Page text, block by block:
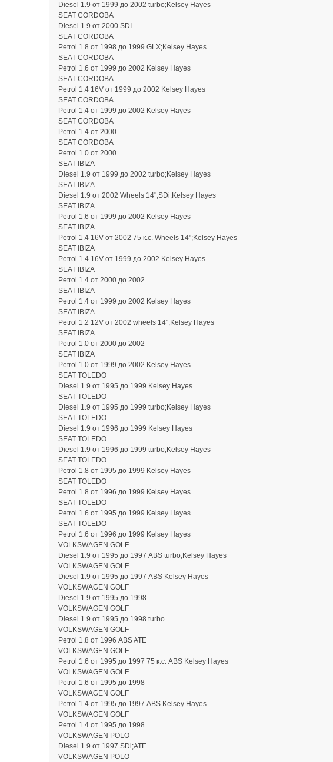
Diesel 1.9 от 1999 до 2002 turbo;Kelsey Hayes
SEAT CORDOBA
Diesel 1.9 от 2000 SDI
SEAT CORDOBA
Petrol 1.8 от 1998 до 1999 GLX;Kelsey Hayes
SEAT CORDOBA
Petrol 1.6 от 1999 до 2002 Kelsey Hayes
SEAT CORDOBA
Petrol 1.4 16V от 1999 до 2002 Kelsey Hayes
SEAT CORDOBA
Petrol 1.4 от 1999 до 2002 Kelsey Hayes
SEAT CORDOBA
Petrol 1.4 от 2000
SEAT CORDOBA
Petrol 1.0 от 2000
SEAT IBIZA
Diesel 1.9 от 1999 до 2002 turbo;Kelsey Hayes
SEAT IBIZA
Diesel 1.9 от 2002 Wheels 14";SDi;Kelsey Hayes
SEAT IBIZA
Petrol 1.6 от 1999 до 2002 Kelsey Hayes
SEAT IBIZA
Petrol 1.4 16V от 2002 75 к.с. Wheels 14";Kelsey Hayes
SEAT IBIZA
Petrol 1.4 16V от 1999 до 2002 Kelsey Hayes
SEAT IBIZA
Petrol 1.4 от 2000 до 2002
SEAT IBIZA
Petrol 1.4 от 1999 до 2002 Kelsey Hayes
SEAT IBIZA
Petrol 1.2 12V от 2002 wheels 14";Kelsey Hayes
SEAT IBIZA
Petrol 1.0 от 2000 до 2002
SEAT IBIZA
Petrol 1.0 от 1999 до 2002 Kelsey Hayes
SEAT TOLEDO
Diesel 1.9 от 1995 до 1999 Kelsey Hayes
SEAT TOLEDO
Diesel 1.9 от 1995 до 1999 turbo;Kelsey Hayes
SEAT TOLEDO
Diesel 1.9 от 1996 до 1999 Kelsey Hayes
SEAT TOLEDO
Diesel 1.9 от 1996 до 1999 turbo;Kelsey Hayes
SEAT TOLEDO
Petrol 1.8 от 1995 до 1999 Kelsey Hayes
SEAT TOLEDO
Petrol 1.8 от 1996 до 1999 Kelsey Hayes
SEAT TOLEDO
Petrol 1.6 от 1995 до 1999 Kelsey Hayes
SEAT TOLEDO
Petrol 1.6 от 1996 до 1999 Kelsey Hayes
VOLKSWAGEN GOLF
Diesel 1.9 от 1995 до 1997 ABS turbo;Kelsey Hayes
VOLKSWAGEN GOLF
Diesel 1.9 от 1995 до 1997 ABS Kelsey Hayes
VOLKSWAGEN GOLF
Diesel 1.9 от 1995 до 1998
VOLKSWAGEN GOLF
Diesel 1.9 от 1995 до 1998 turbo
VOLKSWAGEN GOLF
Petrol 1.8 от 1996 ABS ATE
VOLKSWAGEN GOLF
Petrol 1.6 от 1995 до 1997 75 к.с. ABS Kelsey Hayes
VOLKSWAGEN GOLF
Petrol 1.6 от 1995 до 1998
VOLKSWAGEN GOLF
Petrol 1.4 от 1995 до 1997 ABS Kelsey Hayes
VOLKSWAGEN GOLF
Petrol 1.4 от 1995 до 1998
VOLKSWAGEN POLO
Diesel 1.9 от 1997 SDi;ATE
VOLKSWAGEN POLO